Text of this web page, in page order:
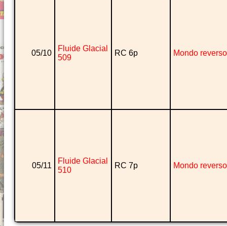
05/10
Fluide Glacial
509
RC 6p Mondo reverso
05/11
Fluide Glacial
510
RC 7p Mondo reverso